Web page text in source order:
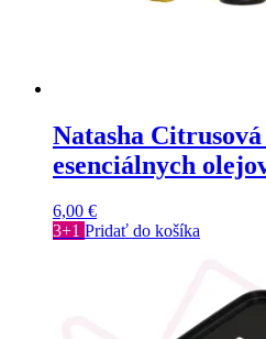
Natasha
esenciálnych
6,00 €
3+1 Pridať do košíka